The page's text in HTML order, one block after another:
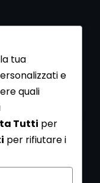
realizzata
alla nostra
di aver letto
tua
e
quali
Tutti per
per rifiutare i